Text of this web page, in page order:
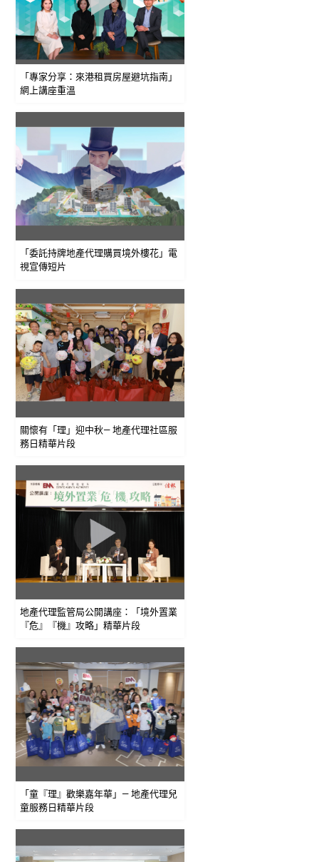
「專家分享：來港租買房屋避坑指南」
網上講座重溫
「委託持牌地產代理購買境外樓花」電
視宣傳短片
關懷有「理」迎中秋— 地產代理社區服
務日精華片段
地產代理監管局公開講座：「境外置業
『危』『機』攻略」精華片段
「童『理』歡樂嘉年華」— 地產代理兒
童服務日精華片段